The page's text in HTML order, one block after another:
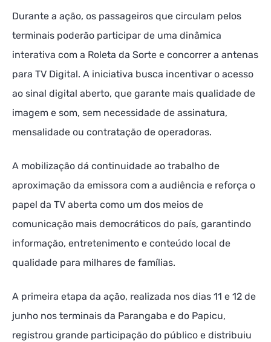
Durante a ação, os passageiros que circulam pelos
terminais poderão participar de uma dinâmica
interativa com a Roleta da Sorte e concorrer a antenas
para TV Digital. A iniciativa busca incentivar o acesso
ao sinal digital aberto, que garante mais qualidade de
imagem e som, sem necessidade de assinatura,
mensalidade ou contratação de operadoras.
A mobilização dá continuidade ao trabalho de
aproximação da emissora com a audiência e reforça o
papel da TV aberta como um dos meios de
comunicação mais democráticos do país, garantindo
informação, entretenimento e conteúdo local de
qualidade para milhares de famílias.
A primeira etapa da ação, realizada nos dias 11 e 12 de
junho nos terminais da Parangaba e do Papicu,
registrou grande participação do público e distribuiu